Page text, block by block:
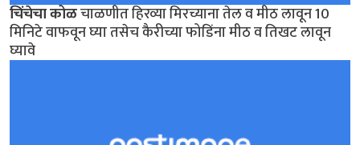
चिंचेचा कोळचाळणीत हिरव्या मिरच्याना तेल व मीठ लावून 10
मिनिटे वाफवून घ्या तसेच कैरीच्या फोडिंना मीठ व तिखट लावून
घ्यावे